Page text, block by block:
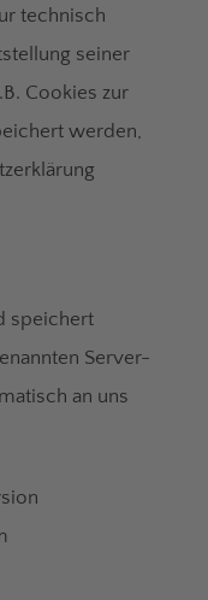
technisch
seiner
Cookies zur
werden,
speichert
Server-
an uns